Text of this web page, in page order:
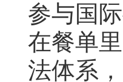
参与国
在餐单
法体系